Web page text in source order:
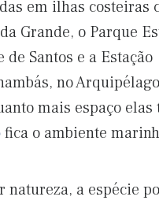
em ilhas costeiras
Grande, o Parque
Santos e a Estação
no
mais espaço elas
fica o ambiente
natureza, a espécie